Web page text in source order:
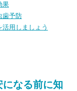
果
歯予防
用しましょう
になる前に知